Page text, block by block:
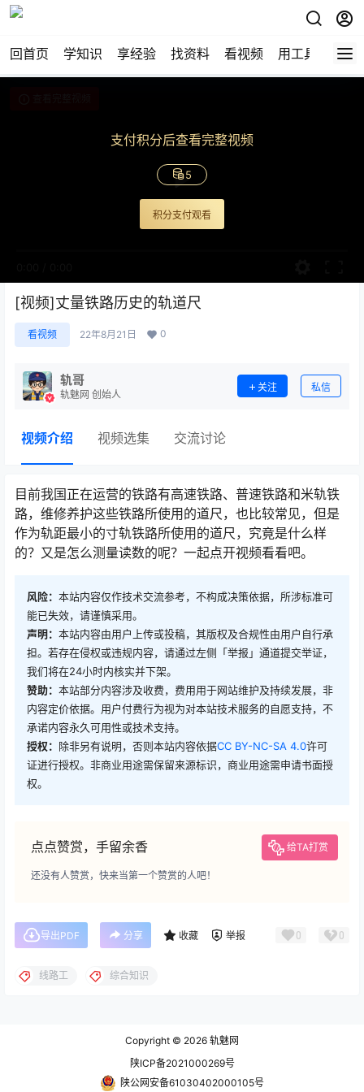
回首页 学知识 享经验 找资料 看视频 用工具 论技
支付积分后查看完整视频
5
积分支付观看
[视频]丈量铁路历史的轨道尺
看视频 22年8月21日 0
轨哥
轨魅网 创始人
关注 私信
视频介绍 视频选集 交流讨论
目前我国正在运营的铁路有高速铁路、普速铁路和米轨铁
路，维修养护这些铁路所使用的道尺，也比较常见，但是
作为轨距最小的寸轨铁路所使用的道尺，究竟是什么样
的？又是怎么测量读数的呢？一起点开视频看看吧。󠅅󠅃󠄵󠅂󠄪󠇖󠆨󠆨󠇕󠆞󠆒󠅬󠇘󠆭󠆘󠇙󠆝󠅵󠇗󠆭󠆁󠄐󠇗󠅹󠅸󠇖󠆍󠅳󠇖󠅹󠅰󠇖󠆌󠅹
风险： 本站内容仅作技术交流参考，不构成决策依据，所涉标准可
能已失效，请谨慎采用。
声明： 本站内容由用户上传或投稿，其版权及合规性由用户自行承
担。若存在侵权或违规内容，请通过左侧「举报」通道提交举证，
我们将在24小时内核实并下架。
赞助： 本站部分内容涉及收费，费用用于网站维护及持续发展，非
内容定价依据。用户付费行为视为对本站技术服务的自愿支持，不
承诺内容永久可用性或技术支持。
授权： 除非另有说明，否则本站内容依据CC BY-NC-SA 4.0许可
证进行授权。非商业用途需保留来源标识，商业用途需申请书面授
权。
点点赞赏，手留余香 给TA打赏
还没有人赞赏，快来当第一个赞赏的人吧！
导出PDF 分享 收藏 举报 0 0
线路工 综合知识
Copyright © 2026 轨魅网
陕ICP备2021000269号
陕公网安备61030402000105号